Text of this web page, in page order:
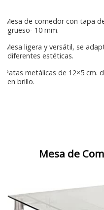
Mesa de comedor con tapa
grueso- 10 mm.
Mesa ligera y versátil, se
diferentes estéticas.
Patas metálicas de 12×5 cm.
en brillo.
Mesa de